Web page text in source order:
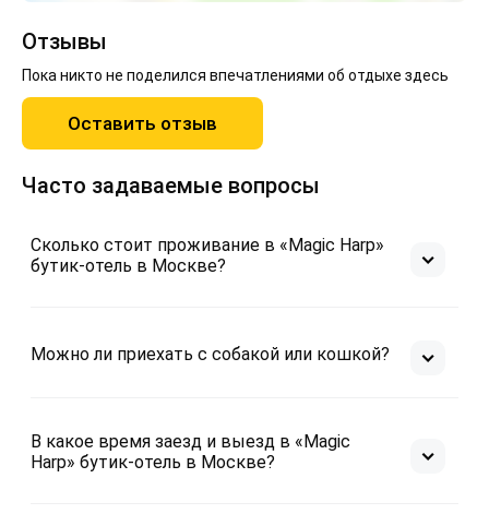
Отзывы
Пока никто не поделился впечатлениями об отдыхе здесь
Оставить отзыв
Часто задаваемые вопросы
Сколько стоит проживание в «Magic Harp»
бутик-отель в Москве?
Можно ли приехать с собакой или кошкой?
В какое время заезд и выезд в «Magic
Harp» бутик-отель в Москве?